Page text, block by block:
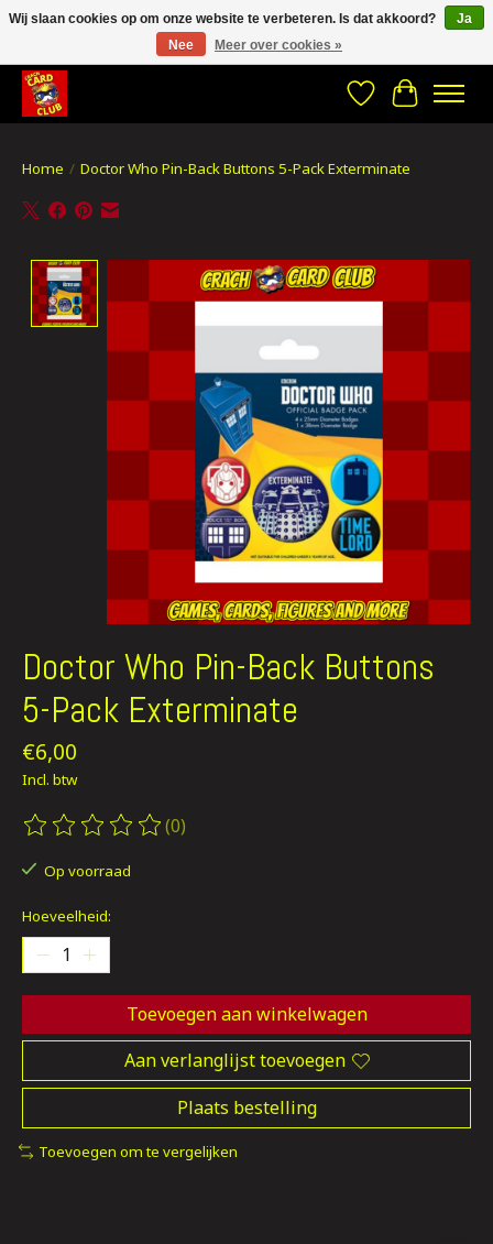
CRACH CARD CLUB , The best place to Geek out!
Verlanglijst
Home / Doctor Who Pin-Back Buttons 5-Pack Exterminate
Product image slideshow Items
Doctor Who Pin-Back Buttons
5-Pack Exterminate
€6,00
Incl. btw
De beoordeling van dit product is
(0)
Op voorraad
Hoeveelheid:
Toevoegen aan winkelwagen
Aan verlanglijst toevoegen
Plaats bestelling
Toevoegen om te vergelijken
Wij slaan cookies op om onze website te verbeteren. Is dat akkoord?
Ja
Nee
Meer over cookies »